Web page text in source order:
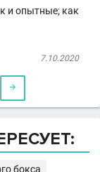
и опытные; как
7.10.2020

бокса